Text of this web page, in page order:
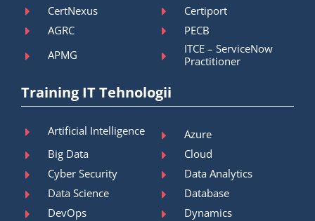
CertNexus
Certiport
AGRC
PECB
APMG
ITCE – ServiceNow
Practitioner
Training IT Tehnologii
Artificial Intelligence
Azure
Big Data
Cloud
Cyber Security
Data Analytics
Data Science
Database
DevOps
Dynamics